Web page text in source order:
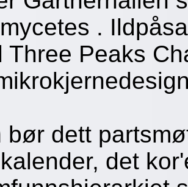
.
Three Peaks
bør dett
det